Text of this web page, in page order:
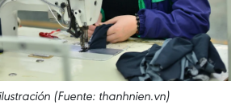
(Fuente: thanhnien.vn)